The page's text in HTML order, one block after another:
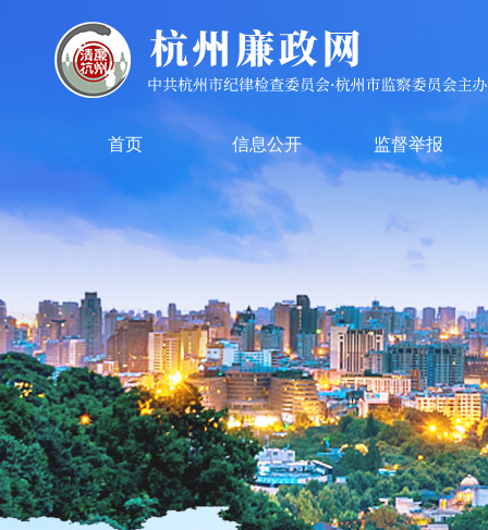
首页 信息公开 监督举报